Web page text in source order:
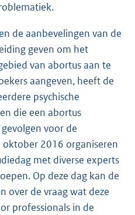
de aanbevelingen van de
geven om het
van abortus aan te
aangeven, heeft de
psychische
die een abortus
voor de
2016 organiseren
met diverse experts
Op deze dag kan de
over de vraag wat deze
professionals in de